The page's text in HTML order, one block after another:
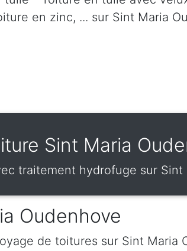
en zinc, ... sur Sint Maria
Sint Maria
traitement hydrofuge sur Sint
Oudenhove
de toitures sur Sint Maria